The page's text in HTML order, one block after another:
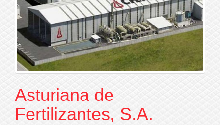
Asturiana de
Fertilizantes, S.A.